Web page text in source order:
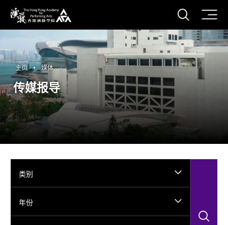
香港演艺学院
打开
主页 媒体
传媒报导
类别
年份